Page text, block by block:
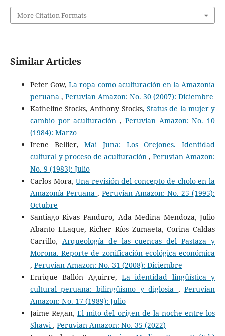
More Citation Formats
Similar Articles
Peter Gow,La ropa como aculturación en la Amazonía
peruana , Peruvian Amazon: No. 30 (2007): Diciembre
Katheline Stocks, Anthony Stocks, Status de la mujer y
cambio por aculturación, Peruvian Amazon: No. 10
(1984): Marzo
Irene Bellier,Mai Juna: Los Orejones. Identidad
cultural y proceso de aculturación,Peruvian Amazon:
No. 9 (1983): Julio
Carlos Mora,Una revisión del concepto de cholo en la
Amazonía Peruana ,Peruvian Amazon: No. 25 (1995):
Octubre
Santiago Rivas Panduro, Ada Medina Mendoza, Julio
Abanto LLaque, Richer Ríos Zumaeta, Corina Caldas
Carrillo, Arqueología de las cuencas del Pastaza y
Morona. Reporte de zonificación ecológica económica
, Peruvian Amazon: No. 31 (2008): Diciembre
Enrique Ballón Aguirre, La identidad lingüística y
cultural peruana: bilingüismo y diglosia ,Peruvian
Amazon: No. 17 (1989): Julio
Jaime Regan,El mito del origen de la noche entre los
Shawi, Peruvian Amazon: No. 35 (2022)